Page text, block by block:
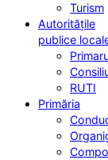
Turism
Autoritățile
publice
RUTI
Primăria